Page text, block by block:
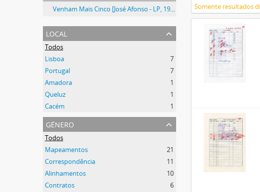
Venham Mais Cinco [José Afonso - LP, 1973]
local
Todos
Lisboa
7
Portugal
7
Amadora
1
Queluz
1
Cacém
1
género
Todos
Mapeamentos
21
Correspondência
11
Alinhamentos
10
Contratos
6